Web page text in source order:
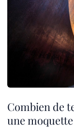
Combien de
une